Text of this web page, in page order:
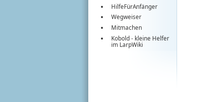
HilfeFürAnfänger
Wegweiser
Mitmachen
Kobold - kleine Helfer
im LarpWiki